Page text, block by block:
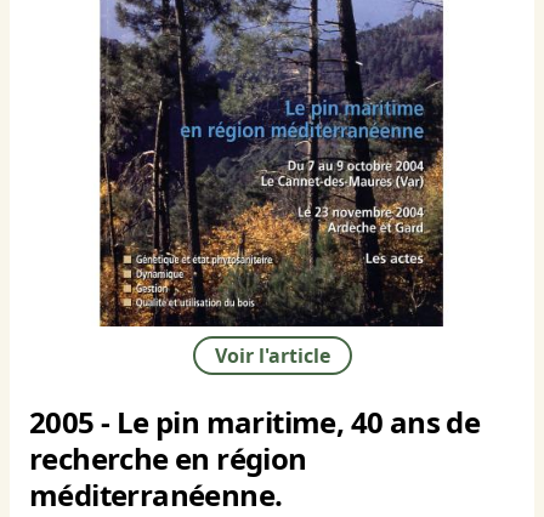
Voir l'article
2005 - Le pin maritime, 40 ans de
recherche en région
méditerranéenne.